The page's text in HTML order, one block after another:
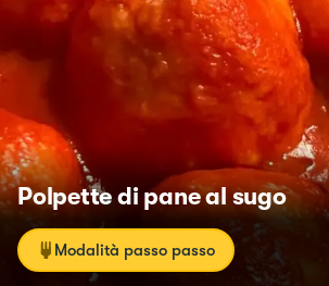
Polpette di pane al sugo
Modalità passo passo